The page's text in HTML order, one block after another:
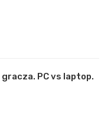
PC vs laptop.